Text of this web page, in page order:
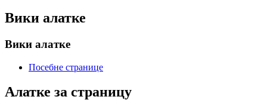
Вики алатке
Вики алатке
Посебне странице
Алатке за страницу